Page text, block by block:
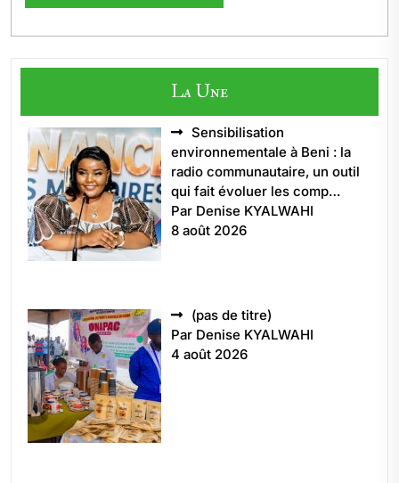
La Une
Sensibilisation
environnementale à Beni : la
radio communautaire, un outil
qui fait évoluer les comp…
Par Denise KYALWAHI
8 août 2026
(pas de titre)
5496
Par Denise KYALWAHI
4 août 2026